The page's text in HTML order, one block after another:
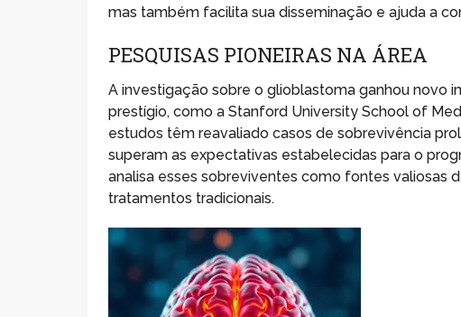
mas também facilita sua disseminação e ajuda a
PESQUISAS PIONEIRAS NA ÁREA
A investigação sobre o glioblastoma ganhou novo
prestígio, como a Stanford University School of
estudos têm reavaliado casos de sobrevivência
superam as expectativas estabelecidas para o
analisa esses sobreviventes como fontes valiosas
tratamentos tradicionais.